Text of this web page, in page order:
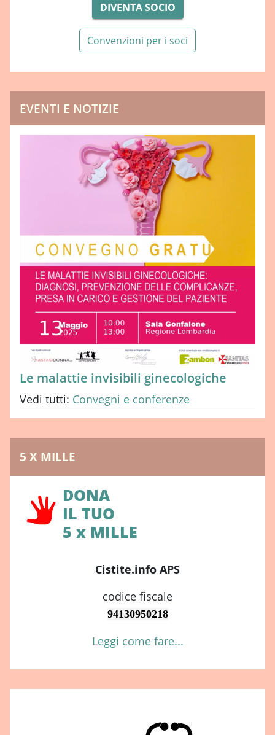
DIVENTA SOCIO
Convenzioni per i soci
EVENTI E NOTIZIE
Le malattie invisibili ginecologiche
Vedi tutti: Convegni e conferenze
5 X MILLE
DONA
IL TUO
5 x MILLE
Cistite.info APS
codice fiscale
94130950218
Leggi come fare...